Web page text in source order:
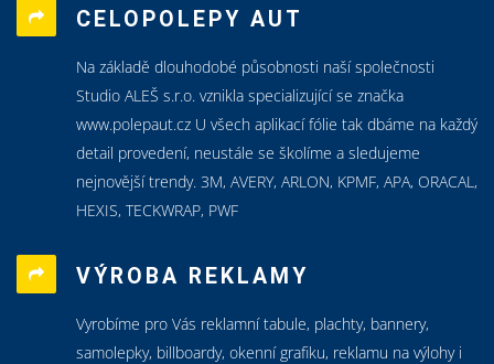
CELOPOLEPY AUT
Na základě dlouhodobé působnosti naší společnosti
Studio ALEŠ s.r.o. vznikla specializující se značka
www.polepaut.cz U všech aplikací fólie tak dbáme na každý
detail provedení, neustále se školíme a sledujeme
nejnovější trendy. 3M, AVERY, ARLON, KPMF, APA, ORACAL,
HEXIS, TECKWRAP, PWF
VÝROBA REKLAMY
Vyrobíme pro Vás reklamní tabule, plachty, bannery,
samolepky, billboardy, okenní grafiku, reklamu na výlohy i